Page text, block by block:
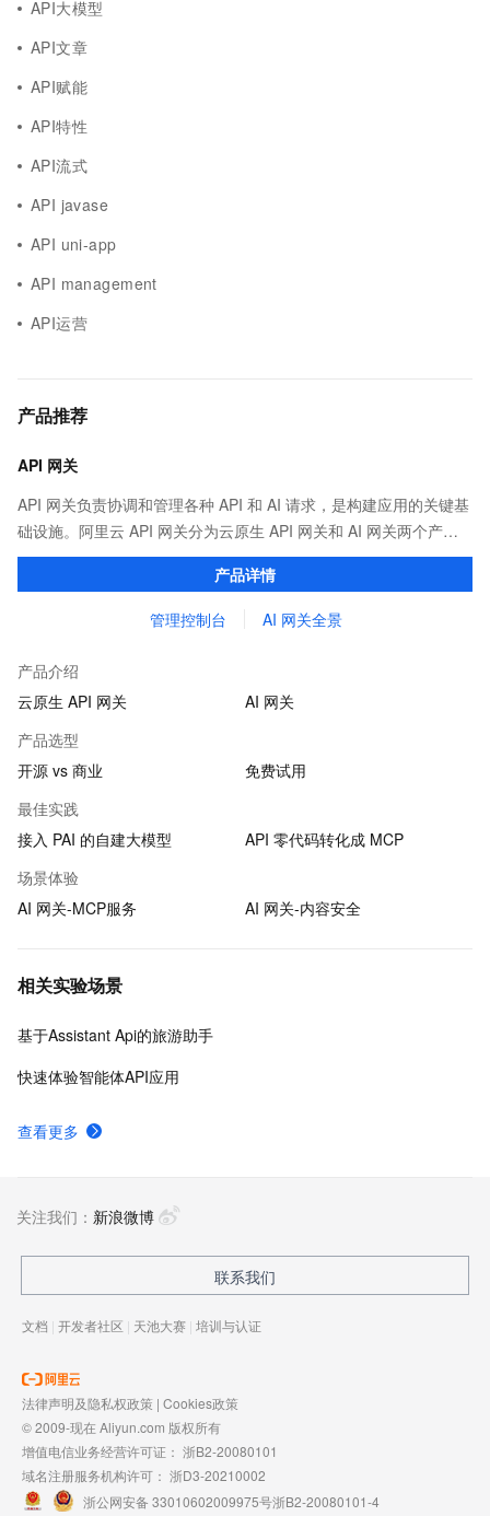
API大模型
API文章
API赋能
API特性
API流式
API javase
API uni-app
API management
API运营
产品推荐
API 网关
API 网关负责协调和管理各种 API 和 AI 请求，是构建应用的关键基
础设施。阿里云 API 网关分为云原生 API 网关和 AI 网关两个产
品。
产品详情
管理控制台 AI 网关全景
产品介绍
云原生 API 网关
AI 网关
产品选型
开源 vs 商业
免费试用
最佳实践
接入 PAI 的自建大模型
API 零代码转化成 MCP
场景体验
AI 网关-MCP服务
AI 网关-内容安全
相关实验场景
基于Assistant Api的旅游助手
快速体验智能体API应用
查看更多
关注我们： 新浪微博
联系我们
文档 | 开发者社区 | 天池大赛 | 培训与认证
法律声明及隐私权政策 | Cookies政策
© 2009-现在 Aliyun.com 版权所有
增值电信业务经营许可证： 浙B2-20080101
域名注册服务机构许可： 浙D3-20210002
浙公网安备 33010602009975号浙B2-20080101-4